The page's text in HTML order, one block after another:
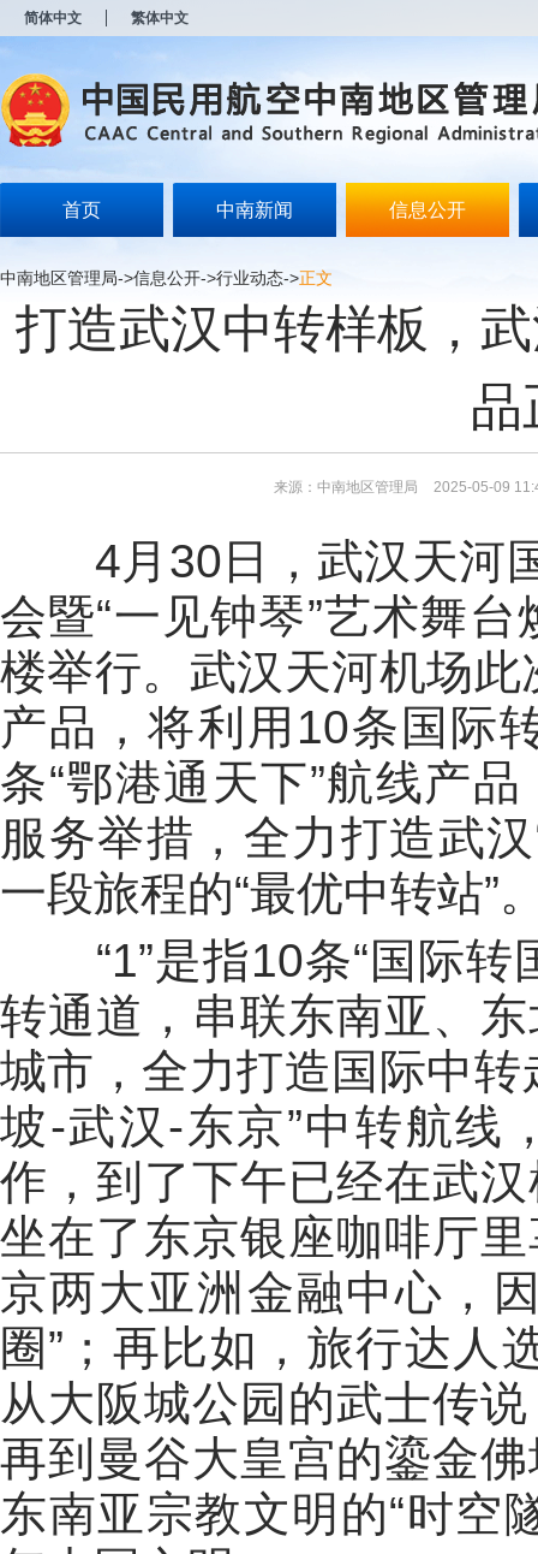
简体中文 繁体中文
首页 中南新闻 信息公开
中南地区管理局->信息公开->行业动态->正文
打造武汉中转样板，
品
来源：中南地区管理局 2025-05-09
4月30日，武汉天河国
会暨“一见钟琴”艺术舞
楼举行。武汉天河机场此
产品，将利用10条国际
条“鄂港通天下”航线产
服务举措，全力打造武
一段旅程的“最优中转站”
“1”是指10条“国际转
转通道，串联东南亚、
城市，全力打造国际中
坡-武汉-东京”中转航线
作，到了下午已经在武
坐在了东京银座咖啡厅
京两大亚洲金融中心，
圈”；再比如，旅行达人
从大阪城公园的武士传
再到曼谷大皇宫的鎏金
东南亚宗教文明的“时空
开
无
障
说
按
Alt
加
波